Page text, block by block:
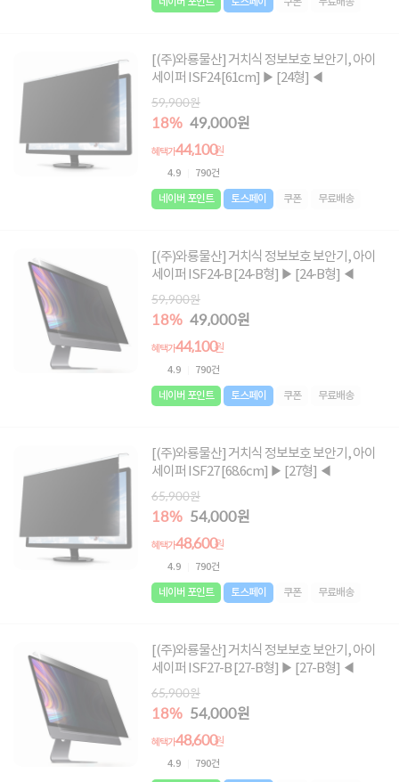
[(주)와룡물산] 거치식 정보보호 보안기, 아이
세이퍼 ISF24 [61cm] ▶ [24형] ◀
59,900원
18% 49,000원
혜택가44,100원
4.9 790건
네이버 포인트 토스페이 쿠폰 무료배송
[(주)와룡물산] 거치식 정보보호 보안기, 아이
세이퍼 ISF24-B [24-B형] ▶ [24-B형] ◀
59,900원
18% 49,000원
혜택가44,100원
4.9 790건
네이버 포인트 토스페이 쿠폰 무료배송
[(주)와룡물산] 거치식 정보보호 보안기, 아이
세이퍼 ISF27 [68.6cm] ▶ [27형] ◀
65,900원
18% 54,000원
혜택가48,600원
4.9 790건
네이버 포인트 토스페이 쿠폰 무료배송
[(주)와룡물산] 거치식 정보보호 보안기, 아이
세이퍼 ISF27-B [27-B형] ▶ [27-B형] ◀
65,900원
18% 54,000원
혜택가48,600원
4.9 790건